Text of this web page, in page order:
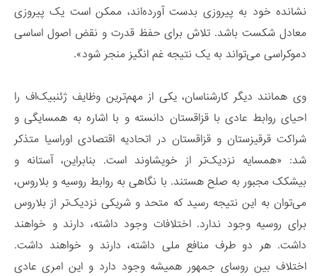
نشانده خود به پیروزی بدست آورده‌اند، ممکن است یک پیروزی
معادل شکست باشد. تلاش برای حفظ قدرت و نقض اصول اساسی
دموکراسی می‌تواند به یک نتیجه غم انگیز منجر شود».
وی همانند دیگر کارشناسان، یکی از مهم‌ترین وظایف ژئنبیک‌اف را
احیای روابط عادی با قزاقستان دانسته و با اشاره به همسایگی و
شراکت قرقیزستان و قزاقستان در اتحادیه اقتصادی اوراسیا متذکر
شد: «همسایه نزدیک‌تر از خویشاوند است. بنابراین، آستانه و
بیشکک مجبور به صلح هستند. با نگاهی به روابط روسیه و بلاروس،
می‌توان به این نتیجه رسید که متحد و شریکی نزدیک‌تر از بلاروس
برای روسیه وجود ندارد. اختلافات وجود داشته، دارند و خواهند
داشت. هر دو طرف منافع ملی داشته، دارند و خواهند داشت.
اختلاف بین روسای جمهور همیشه وجود دارد و این امری عادی